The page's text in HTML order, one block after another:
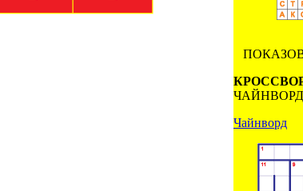
ЧАЙНВОРД
Чайнворд